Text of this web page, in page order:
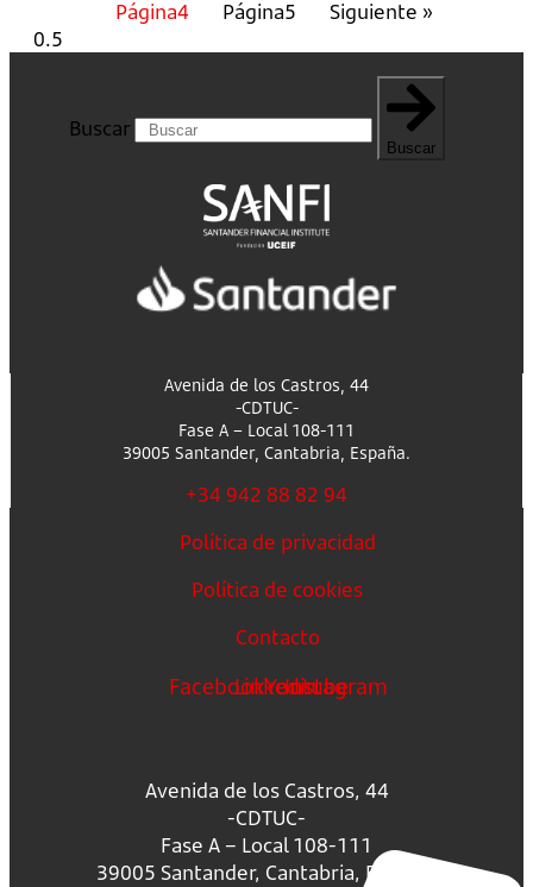
Página4 Página5 Siguiente »
Buscar
Buscar
Avenida de los Castros, 44
-CDTUC-
Fase A – Local 108-111
39005 Santander, Cantabria, España.
+34 942 88 82 94
Política de privacidad
Política de cookies
Contacto
FacebookLinkedin
Youtube
Instagram
Avenida de los Castros, 44
-CDTUC-
Fase A – Local 108-111
39005 Santander, Cantabria, España.